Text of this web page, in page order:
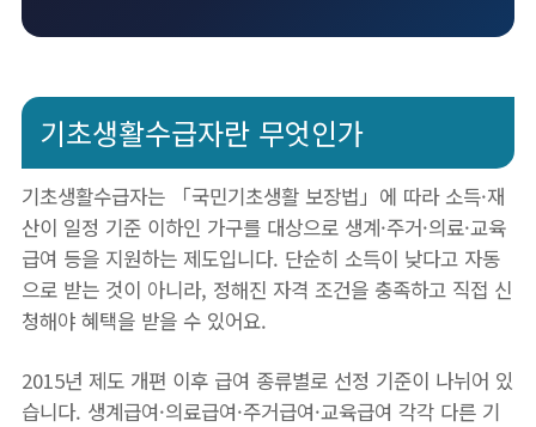
기초생활수급자란 무엇인가
기초생활수급자는 「국민기초생활 보장법」에 따라 소득·재
산이 일정 기준 이하인 가구를 대상으로 생계·주거·의료·교육
급여 등을 지원하는 제도입니다. 단순히 소득이 낮다고 자동
으로 받는 것이 아니라, 정해진 자격 조건을 충족하고 직접 신
청해야 혜택을 받을 수 있어요.
2015년 제도 개편 이후 급여 종류별로 선정 기준이 나뉘어 있
습니다. 생계급여·의료급여·주거급여·교육급여 각각 다른 기